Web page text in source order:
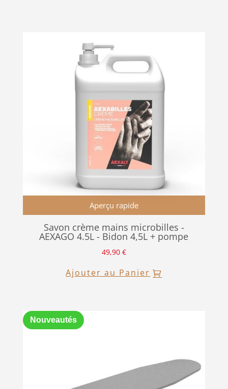
Aperçu rapide
Savon crème mains microbilles -
AEXAGO 4.5L - Bidon 4,5L + pompe
49,90 €
Ajouter au Panier
Nouveautés